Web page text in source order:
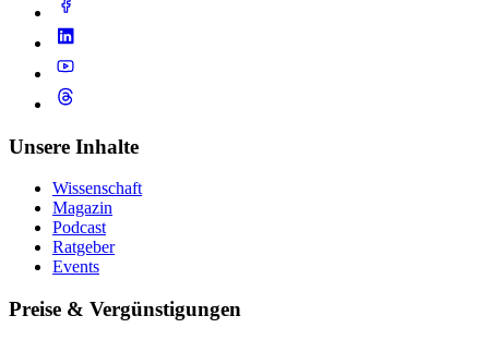
Unsere Inhalte
Wissenschaft
Magazin
Podcast
Ratgeber
Events
Preise & Vergünstigungen